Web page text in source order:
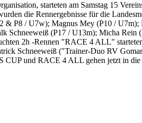
starteten am Samstag 15
die Rennergebnisse für die
& P8 / U7w); Magnus Mey (P10 / U7m);
Schneeweiß (P17 / U13m); Micha
2h -Rennen "RACE 4 ALL"
Schneeweiß ("Trainer-Duo RV
und RACE 4 ALL gehen jetzt in die